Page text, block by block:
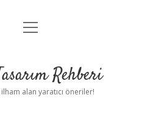
Anasayfa
Yasal Uyarı
menüyü
Rehberi
alan yaratıcı öneriler!